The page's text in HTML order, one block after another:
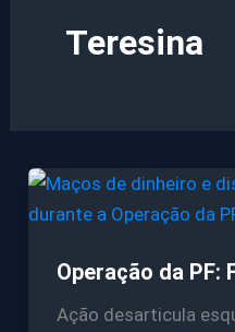
Teresina
Operação da PF:
Ação desarticula